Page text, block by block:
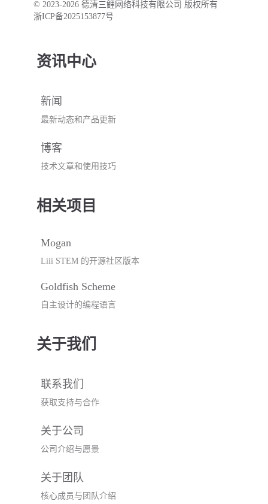
© 2023-2026 德清三鲤网络科技有限公司 版权所有
浙ICP备2025153877号
资讯中心
新闻
最新动态和产品更新
博客
技术文章和使用技巧
相关项目
Mogan
Liii STEM 的开源社区版本
Goldfish Scheme
自主设计的编程语言
关于我们
联系我们
获取支持与合作
关于公司
公司介绍与愿景
关于团队
核心成员与团队介绍